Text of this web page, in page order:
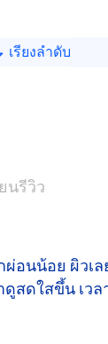
เรียงลำดับ
นรีวิว
ผ่อนน้อย ผิวเ
สดใสขึ้น เวล